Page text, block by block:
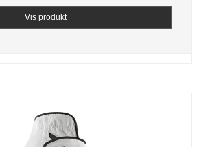
Vis produkt